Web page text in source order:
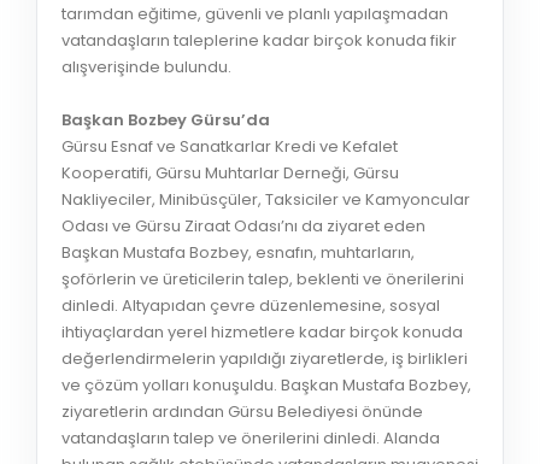
tarımdan eğitime, güvenli ve planlı yapılaşmadan
vatandaşların taleplerine kadar birçok konuda fikir
alışverişinde bulundu.
Başkan Bozbey Gürsu’da
Gürsu Esnaf ve Sanatkarlar Kredi ve Kefalet
Kooperatifi, Gürsu Muhtarlar Derneği, Gürsu
Nakliyeciler, Minibüsçüler, Taksiciler ve Kamyoncular
Odası ve Gürsu Ziraat Odası’nı da ziyaret eden
Başkan Mustafa Bozbey, esnafın, muhtarların,
şoförlerin ve üreticilerin talep, beklenti ve önerilerini
dinledi. Altyapıdan çevre düzenlemesine, sosyal
ihtiyaçlardan yerel hizmetlere kadar birçok konuda
değerlendirmelerin yapıldığı ziyaretlerde, iş birlikleri
ve çözüm yolları konuşuldu. Başkan Mustafa Bozbey,
ziyaretlerin ardından Gürsu Belediyesi önünde
vatandaşların talep ve önerilerini dinledi. Alanda